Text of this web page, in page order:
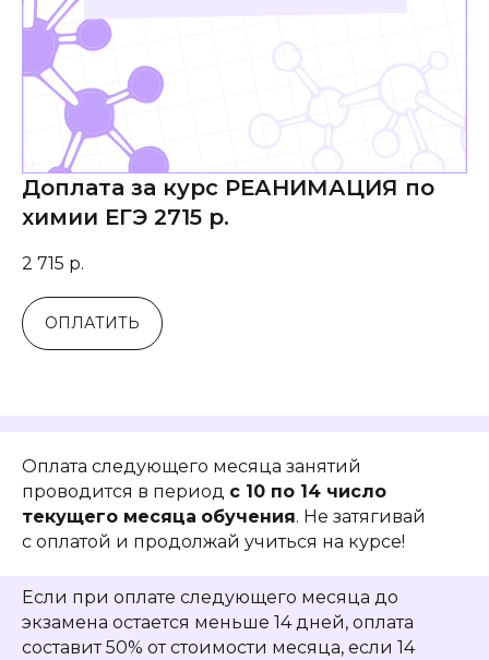
Доплата за курс РЕАНИМАЦИЯ по
химии ЕГЭ 2715 р.
2 715 р.
ОПЛАТИТЬ
Оплата следующего месяца занятий
проводится в период с 10 по 14 число
текущего месяца обучения. Не затягивай
с оплатой и продолжай учиться на курсе!
Если при оплате следующего месяца до
экзамена остается меньше 14 дней, оплата
составит 50% от стоимости месяца, если 14